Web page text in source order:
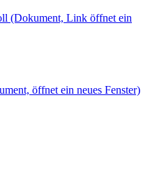
(Dokument, Link öffnet ein
öffnet ein neues Fenster)